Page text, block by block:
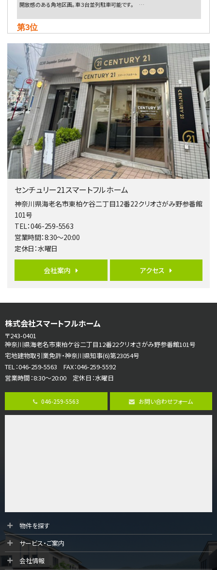
開放感のある角地区画。車３台並列駐車可能です。 …
第3位
4ＬＤＫ
相模大野駅
バ9分・歩4分
２０１５年６月築、積水ハウス施工住宅です。 南東…
第4位
4,080万円
4ＬＤＫ
淵野辺駅
歩17分
南側道路に面しており日当たり良好。 キッチンから…
第5位
3,680万円
バ19分・ 歩8分
開放感があり日当たり良好な南西・北西角地区画。 …
第6位
4ＬＤＫ
さがみ野駅
古淵駅
バ12分 歩4分
並列２台駐車可。１階はリビングと水まわりをまとめ…
第8位
3,680万円
4ＳＬＤＫ
海老名駅
第10位
4,190万円
桜ヶ丘駅
センチュリー21スマートフルホーム
神奈川県海老名市東柏ケ谷二丁目12番22クリオさがみ野参番館
101号
TEL：046-259-5563
営業時間：8:30～20:00
定休日：水曜日
会社案内 アクセス
株式会社スマートフルホーム
〒243-0401
神奈川県海老名市東柏ケ谷二丁目12番22クリオさがみ野参番館101号
宅地建物取引業免許・神奈川県知事(6)第23054号
TEL：046-259-5563 FAX：046-259-5592
営業時間：8:30～20:00 定休日：水曜日
046-259-5563 お問い合わせフォーム
物件を探す
サービス・ご案内
会社情報